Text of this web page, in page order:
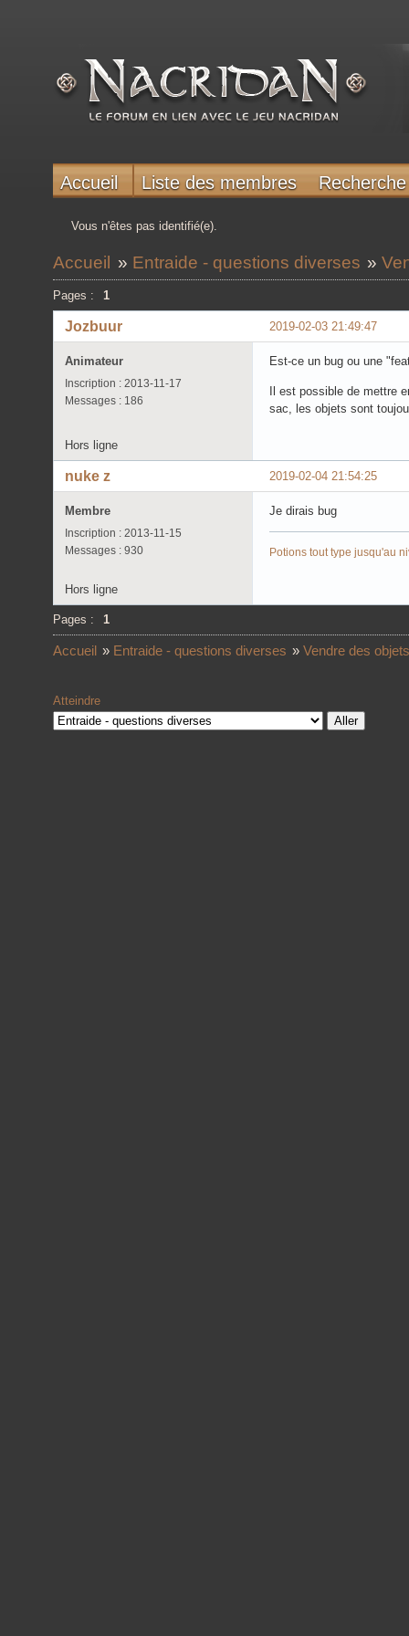
Accueil Liste des membres Recherche
Vous n'êtes pas identifié(e).
Accueil » Entraide - questions diverses »
Pages : 1
2019-02-03 21:49:47
Jozbuur
Animateur
Inscription : 2013-11-17
Messages : 186
Est-ce un bug ou une
Il est possible de mettre
sac, les objets sont
Hors ligne
2019-02-04 21:54:25
nuke z
Membre
Inscription : 2013-11-15
Messages : 930
Je dirais bug
Potions tout type jusqu'au
Hors ligne
Pages : 1
Accueil » Entraide - questions diverses » Vendre des
Atteindre